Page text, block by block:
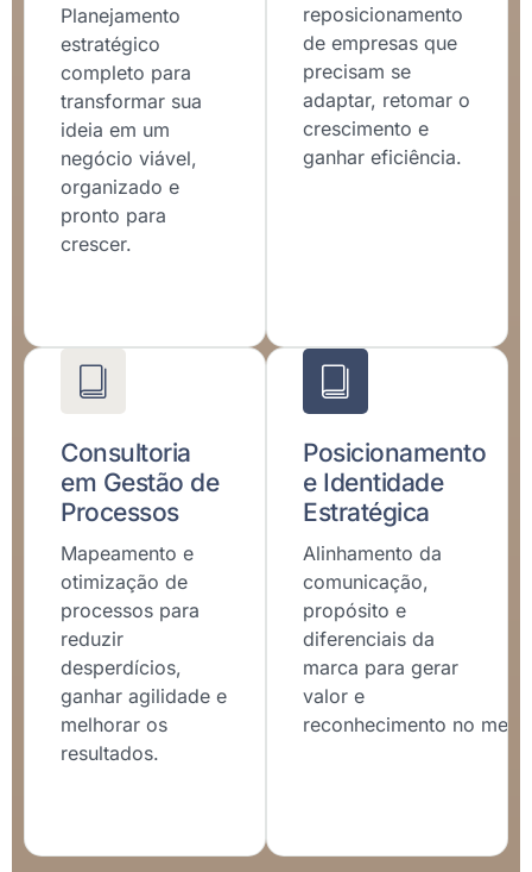
Planejamento
estratégico
completo para
transformar sua
ideia em um
negócio viável,
organizado e
pronto para
crescer.
reposicionamento
de empresas que
precisam se
adaptar, retomar o
crescimento e
ganhar eficiência.
Consultoria
em Gestão de
Processos
Mapeamento e
otimização de
processos para
reduzir
desperdícios,
ganhar agilidade e
melhorar os
resultados.
Posicionamento
e Identidade
Estratégica
Alinhamento da
comunicação,
propósito e
diferenciais da
marca para gerar
valor e
reconhecimento no